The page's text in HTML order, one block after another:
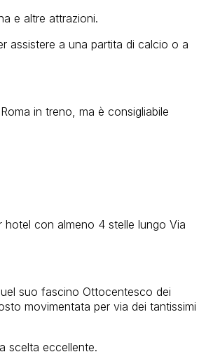
e altre attrazioni.
assistere a una partita di calcio o a
in treno, ma è consigliabile
con almeno 4 stelle lungo Via
suo fascino Ottocentesco dei
movimentata per via dei tantissimi
scelta eccellente.